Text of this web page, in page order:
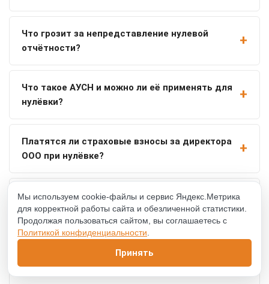
Что грозит за непредставление нулевой
отчётности?
Что такое АУСН и можно ли её применять для
нулёвки?
Платятся ли страховые взносы за директора
ООО при нулёвке?
Можно ли подать нулевую отчётность через
Госуслуги или сервис ФНС?
Сколько стоит нулевая отчётность?
Мы используем cookie-файлы и сервис Яндекс.Метрика
для корректной работы сайта и обезличенной статистики.
Продолжая пользоваться сайтом, вы соглашаетесь с
Политикой конфиденциальности.
Принять